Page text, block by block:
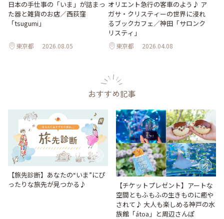
日本の手仕事の「いま」が詰まっ
た器と雑貨のお店／西荻窪
「tsugumi」
東京都 2026.08.05
オリエント急行の客車のよう♪ ア
ガサ・クリスティーの世界に浸れ
るブックカフェ／神田「サロンク
リスティ」
東京都 2026.04.08
おすすめ記事
【旅先診断】あなたの“いま”にぴ
ったりな旅先が見つかる♪
【チケットプレゼント】アートな
空間ともふもふの生きものに癒や
されて♪ 大人も楽しめる神戸の水
族館「átoa」と周辺さんぽ